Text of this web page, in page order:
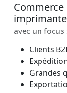
avec un focus
Clients
Grandes